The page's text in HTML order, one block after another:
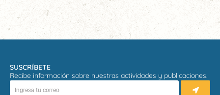
SUSCRÍBETE
Recibe información sobre nuestras actividades y publicaciones.